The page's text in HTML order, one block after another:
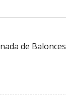
de